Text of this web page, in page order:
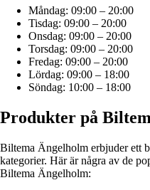
Måndag: 09:00 – 20:00
Tisdag: 09:00 – 20:00
Onsdag: 09:00 – 20:00
Torsdag: 09:00 – 20:00
Fredag: 09:00 – 20:00
Lördag: 09:00 – 18:00
Söndag: 10:00 – 18:00
Produkter på
Biltema Ängelholm erbjuder ett
kategorier. Här är några av de
Biltema Ängelholm: